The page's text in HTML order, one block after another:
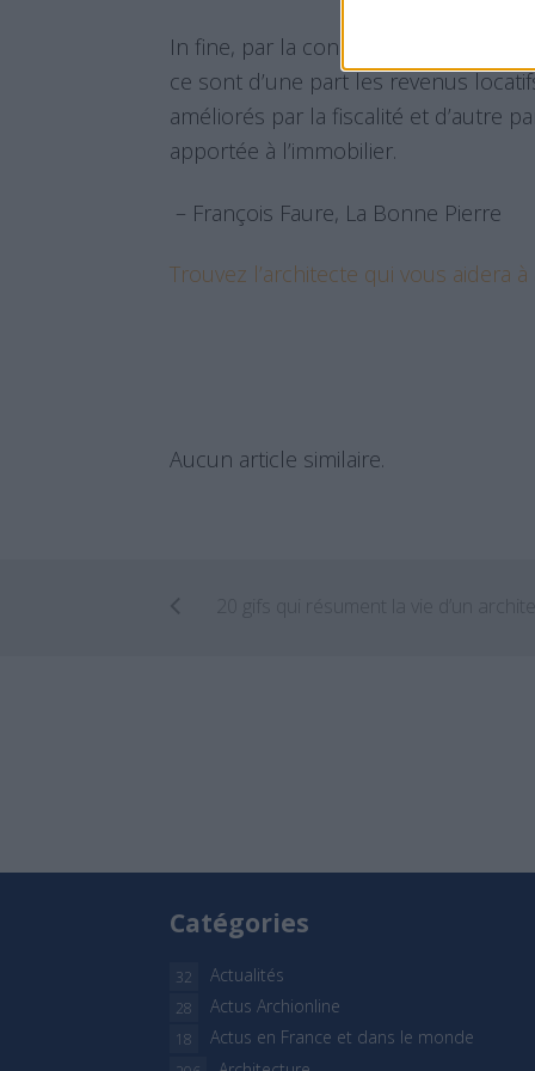
In fine, par la construction d’un
ce sont d’une part les revenus
améliorés par la fiscalité et d’autre
apportée à l’immobilier.
– François Faure, La Bonne Pierre
Trouvez l’architecte qui vous aidera
Aucun article similaire.
Catégories
Actualités
32
Actus Archionline
28
Actus en France et dans le monde
18